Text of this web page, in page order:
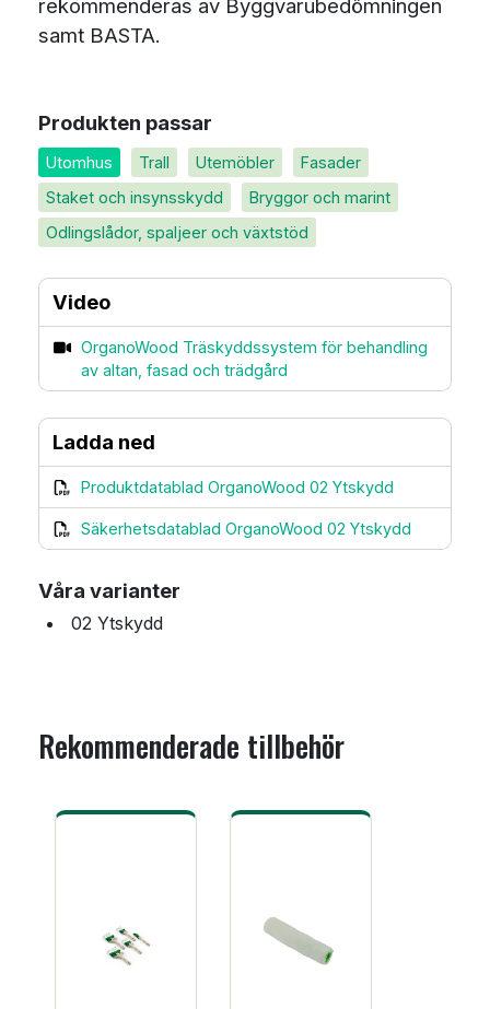
rekommenderas av Byggvarubedömningen
samt BASTA.
Produkten passar
Utomhus Trall Utemöbler
Fasader
Staket och insynsskydd
Bryggor och marint
Odlingslådor, spaljeer och växtstöd
Video
OrganoWood Träskyddssystem för behandling
av altan, fasad och trädgård
Ladda ned
Produktdatablad OrganoWood 02 Ytskydd
Säkerhetsdatablad OrganoWood 02 Ytskydd
Våra varianter
02 Ytskydd
Rekommenderade tillbehör